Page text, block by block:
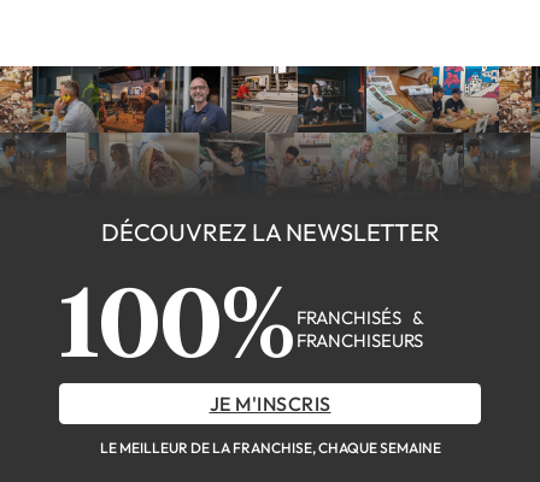
DÉCOUVREZ LA NEWSLETTER
100% FRANCHISÉS &
FRANCHISEURS
JE M'INSCRIS
LE MEILLEUR DE LA FRANCHISE, CHAQUE SEMAINE